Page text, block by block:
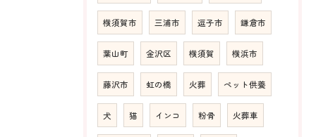
横須賀市 三浦市 逗子市 鎌倉市
葉山町 金沢区 横須賀 横浜市
藤沢市 虹の橋 火葬 ペット供養
犬 猫 インコ 粉骨 火葬車